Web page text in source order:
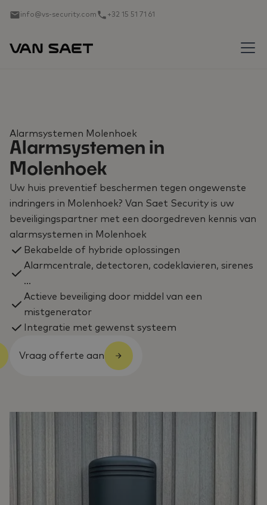
info@vs-security.com +32 15 51 71 61
Alarmsystemen Molenhoek
Alarmsystemen in
Molenhoek
Uw huis preventief beschermen tegen ongewenste
indringers in Molenhoek? Van Saet Security is uw
beveiligingspartner met een doorgedreven kennis van
alarmsystemen in Molenhoek
Bekabelde of hybride oplossingen
Alarmcentrale, detectoren, codeklavieren, sirenes
...
Actieve beveiliging door middel van een
mistgenerator
Integratie met gewenst systeem
Vraag offerte aan